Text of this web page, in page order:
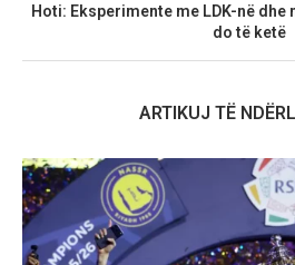
Hoti: Eksperimente me LDK-në dhe
do të ketë
ARTIKUJ TË